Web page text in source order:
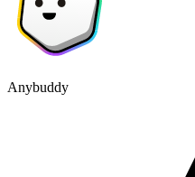
Anybuddy